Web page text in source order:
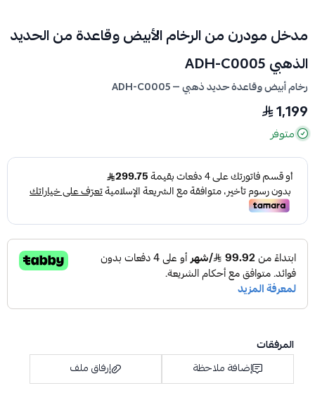
مدخل مودرن من الرخام الأبيض وقاعدة من الحديد
الذهبي ADH-C0005
رخام أبيض وقاعدة حديد ذهبي — ADH-C0005
1,199
متوفر
المرفقات
إضافة ملاحظة
إرفاق ملف